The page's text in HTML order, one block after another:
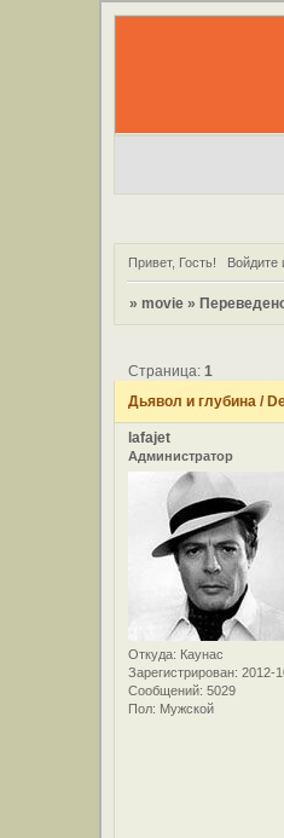
Привет, Гость! Войдите
»movie »
Дьявол и глубина /
Страница:1
lafajet
Администратор
Откуда: Каунас
Зарегистрирован: 2012-
Сообщений: 5029
Пол: Мужской